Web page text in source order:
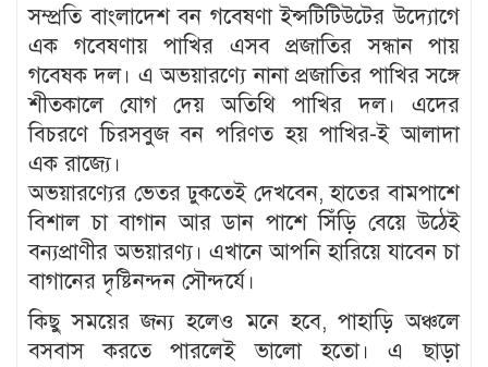
সম্প্রতি বাংলাদেশ বন গবেষণা ইন্সটিটিউটের উদ্যোগে
এক গবেষণায় পাখির এসব প্রজাতির সন্ধান পায়
গবেষক দল। এ অভয়ারণ্যে নানা প্রজাতির পাখির সঙ্গে
শীতকালে যোগ দেয় অতিথি পাখির দল। এদের
বিচরণে চিরসবুজ বন পরিণত হয় পাখির-ই আলাদা
এক রাজ্যে।
অভয়ারণ্যের ভেতর ঢুকতেই দেখবেন, হাতের বামপাশে
বিশাল চা বাগান আর ডান পাশে সিঁড়ি বেয়ে উঠেই
বন্যপ্রাণীর অভয়ারণ্য। এখানে আপনি হারিয়ে যাবেন চা
বাগানের দৃষ্টিনন্দন সৌন্দর্যে।
কিছু সময়ের জন্য হলেও মনে হবে, পাহাড়ি অঞ্চলে
বসবাস করতে পারলেই ভালো হতো। এ ছাড়া